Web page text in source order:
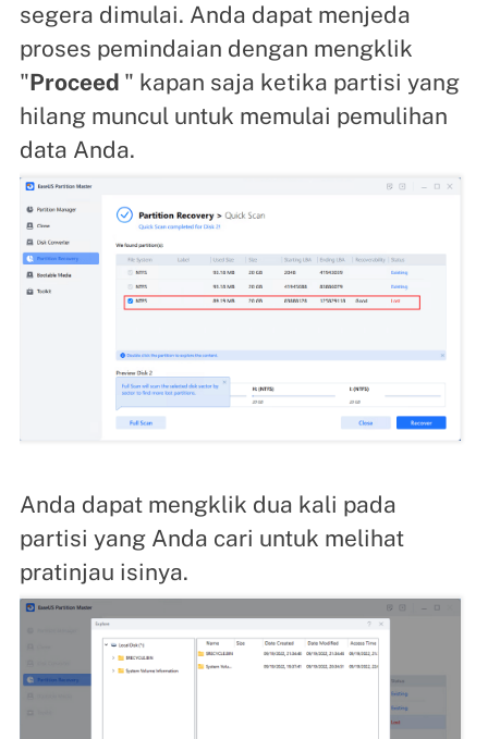
segera dimulai. Anda dapat menjeda
proses pemindaian dengan mengklik
"Proceed " kapan saja ketika partisi yang
hilang muncul untuk memulai pemulihan
data Anda.
Anda dapat mengklik dua kali pada
partisi yang Anda cari untuk melihat
pratinjau isinya.